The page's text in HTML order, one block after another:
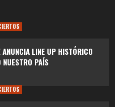
LINE UP HISTÓRICO
NUESTRO PAÍS